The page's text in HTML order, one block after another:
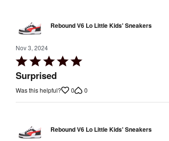
Rebound V6 Lo Little Kids' Sneakers
Nov 3, 2024
Rated
5
of
Surprised
Was this helpful? 0 0
Rebound V6 Lo Little Kids' Sneakers